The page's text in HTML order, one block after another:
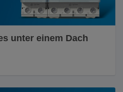
unter einem Dach